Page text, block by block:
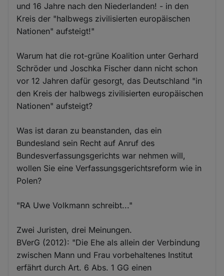
und 16 Jahre nach den Niederlanden! - in den
Kreis der "halbwegs zivilisierten europäischen
Nationen" aufsteigt!"
Warum hat die rot-grüne Koalition unter Gerhard
Schröder und Joschka Fischer dann nicht schon
vor 12 Jahren dafür gesorgt, das Deutschland "in
den Kreis der halbwegs zivilisierten europäischen
Nationen" aufsteigt?
Was ist daran zu beanstanden, das ein
Bundesland sein Recht auf Anruf des
Bundesverfassungsgerichts war nehmen will,
wollen Sie eine Verfassungsgerichtsreform wie in
Polen?
"RA Uwe Volkmann schreibt..."
Zwei Juristen, drei Meinungen.
BVerG (2012): "Die Ehe als allein der Verbindung
zwischen Mann und Frau vorbehaltenes Institut
erfährt durch Art. 6 Abs. 1 GG einen